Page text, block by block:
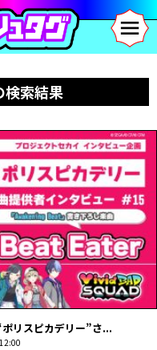
検索結果
リスピカデリー”さ...